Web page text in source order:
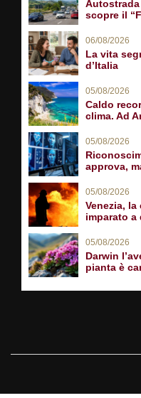
Autostrada
scopre il
06/08/2026
La vita
d’Italia
05/08/2026
Caldo
clima. Ad
05/08/2026
approva,
05/08/2026
Venezia, la
imparato
05/08/2026
Darwin
pianta è